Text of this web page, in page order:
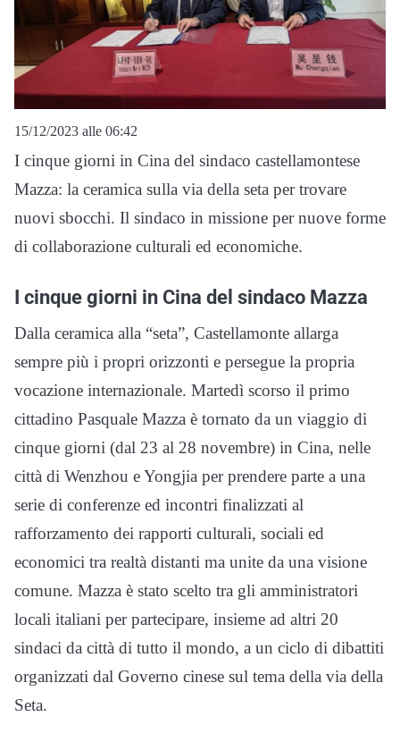
15/12/2023 alle 06:42
I cinque giorni in Cina del sindaco castellamontese
Mazza: la ceramica sulla via della seta per trovare
nuovi sbocchi. Il sindaco in missione per nuove forme
di collaborazione culturali ed economiche.
I cinque giorni in Cina del sindaco Mazza
Dalla ceramica alla “seta”, Castellamonte allarga
sempre più i propri orizzonti e persegue la propria
vocazione internazionale. Martedì scorso il primo
cittadino Pasquale Mazza è tornato da un viaggio di
cinque giorni (dal 23 al 28 novembre) in Cina, nelle
città di Wenzhou e Yongjia per prendere parte a una
serie di conferenze ed incontri finalizzati al
rafforzamento dei rapporti culturali, sociali ed
economici tra realtà distanti ma unite da una visione
comune. Mazza è stato scelto tra gli amministratori
locali italiani per partecipare, insieme ad altri 20
sindaci da città di tutto il mondo, a un ciclo di dibattiti
organizzati dal Governo cinese sul tema della via della
Seta.